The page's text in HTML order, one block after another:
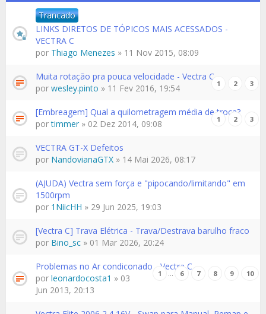
Trancado
LINKS DIRETOS DE TÓPICOS MAIS ACESSADOS -
VECTRA C
por Thiago Menezes » 11 Nov 2015, 08:09
Muita rotação pra pouca velocidade - Vectra C
1 2 3
por wesley.pinto » 11 Fev 2016, 19:54
[Embreagem] Qual a quilometragem média de troca?
1 2 3
portimmer » 02 Dez 2014, 09:08
VECTRA GT-X Defeitos
por NandovianaGTX » 14 Mai 2026, 08:17
(AJUDA) Vectra sem força e "pipocando/limitando" em
1500rpm
por 1NiicHH » 29 Jun 2025, 19:03
[Vectra C] Trava Elétrica - Trava/Destrava barulho fraco
por Bino_sc » 01 Mar 2026, 20:24
Problemas no Ar condiconado - Vectra C
1 … 6 7 8 9 10
por leonardocosta1 » 03
Jun 2013, 20:13